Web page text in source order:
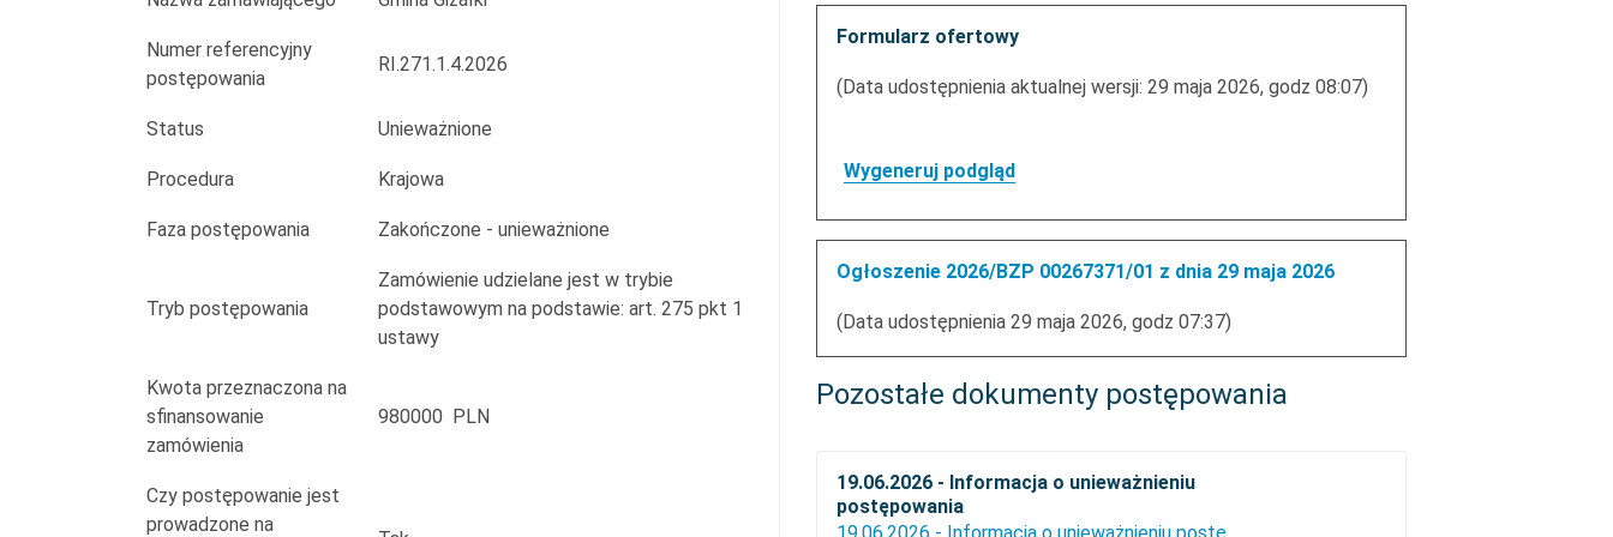
gminy
Gizałki
Numer referencyjny
postępowania
RI.271.1.4.2026
Status Unieważnione
Procedura Krajowa
Faza postępowania Zakończone - unieważnione
Tryb postępowania
Zamówienie udzielane jest w trybie
podstawowym na podstawie: art. 275 pkt 1
ustawy
Kwota przeznaczona na
sfinansowanie
zamówienia
980000 PLN
Czy postępowanie jest
prowadzone na
Formularz ofertowy
(Data udostępnienia aktualnej wersji: 29 maja 2026, godz 08:07)
Wygeneruj podgląd
Ogłoszenie 2026/BZP 00267371/01 z dnia 29 maja 2026
(Data udostępnienia 29 maja 2026, godz 07:37)
Pozostałe dokumenty postępowania
19.06.2026 - Informacja o unieważnieniu
postępowania